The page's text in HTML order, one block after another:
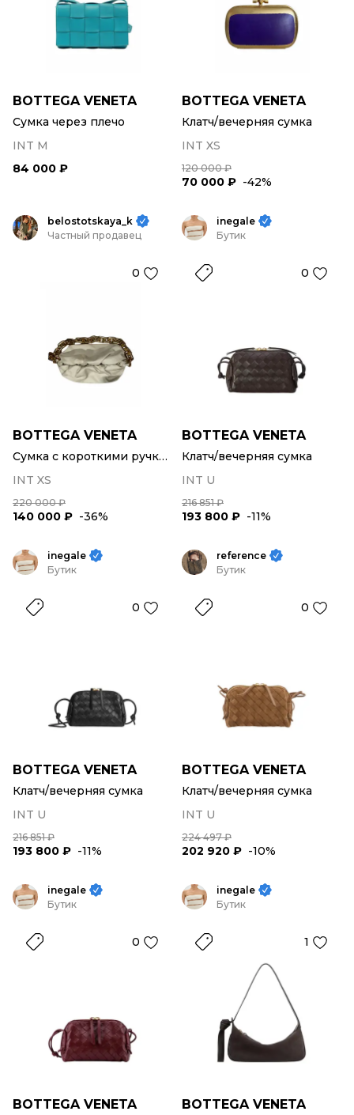
BOTTEGA VENETA
Сумка через плечо
INT M
84 000 ₽
BOTTEGA VENETA
Клатч/вечерняя сумка
INT XS
120 000 ₽
70 000 ₽ -42%
belostotskaya_k
Частный продавец
0
BOTTEGA VENETA
Сумка с короткими ручками
INT XS
220 000 ₽
140 000 ₽ -36%
inegale
Бутик
0
BOTTEGA VENETA
Клатч/вечерняя сумка
INT U
216 851 ₽
193 800 ₽ -11%
inegale
Бутик
0
BOTTEGA VENETA
Клатч/вечерняя сумка
INT U
216 851 ₽
193 800 ₽ -11%
reference
Бутик
0
BOTTEGA VENETA
Клатч/вечерняя сумка
INT U
224 497 ₽
202 920 ₽ -10%
inegale
Бутик
0
BOTTEGA VENETA
inegale
Бутик
1
BOTTEGA VENETA